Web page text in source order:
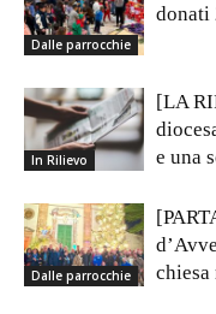
Dalle parrocchie
donati
In Rilievo
[LA
e una
Dalle parrocchie
chiesa